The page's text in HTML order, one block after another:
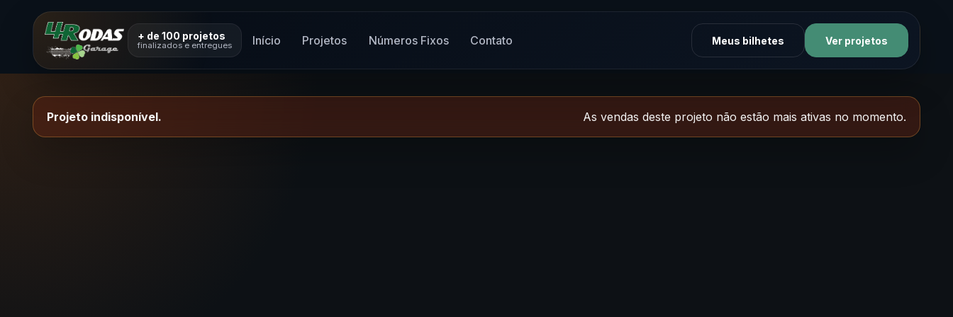
+ de 100 projetos
finalizados e entregues Início Projetos Números Fixos Contato Meus bilhetes Ver projetos
Projeto indisponível. As vendas deste projeto não estão mais ativas no momento.